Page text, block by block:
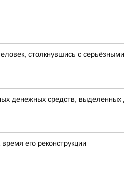
столкнувшись с
средств, выделенных
его реконструкции